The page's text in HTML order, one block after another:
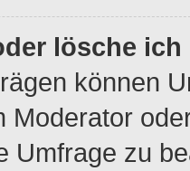
lösche
können
Moderator
Umfrage zu